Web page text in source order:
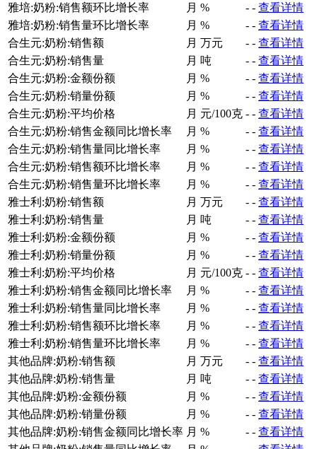
雅培:奶粉:销售额环比增长率
月 % - - 查看详情
雅培:奶粉:销售量环比增长率
月 % - - 查看详情
合生元:奶粉:销售额
月 万元 - - 查看详情
合生元:奶粉:销售量
月 吨 - - 查看详情
合生元:奶粉:金额份额
月 % - - 查看详情
合生元:奶粉:销量份额
月 % - - 查看详情
合生元:奶粉:平均价格
月 元/100克 - - 查看详情
合生元:奶粉:销售金额同比增长率
月 % - - 查看详情
合生元:奶粉:销售量同比增长率
月 % - - 查看详情
合生元:奶粉:销售额环比增长率
月 % - - 查看详情
合生元:奶粉:销售量环比增长率
月 % - - 查看详情
雅士利:奶粉:销售额
月 万元 - - 查看详情
雅士利:奶粉:销售量
月 吨 - - 查看详情
雅士利:奶粉:金额份额
月 % - - 查看详情
雅士利:奶粉:销量份额
月 % - - 查看详情
雅士利:奶粉:平均价格
月 元/100克 - - 查看详情
雅士利:奶粉:销售金额同比增长率
月 % - - 查看详情
雅士利:奶粉:销售量同比增长率
月 % - - 查看详情
雅士利:奶粉:销售额环比增长率
月 % - - 查看详情
雅士利:奶粉:销售量环比增长率
月 % - - 查看详情
其他品牌:奶粉:销售额
月 万元 - - 查看详情
其他品牌:奶粉:销售量
月 吨 - - 查看详情
其他品牌:奶粉:金额份额
月 % - - 查看详情
其他品牌:奶粉:销量份额
月 % - - 查看详情
其他品牌:奶粉:销售金额同比增长率 月 % - - 查看详情